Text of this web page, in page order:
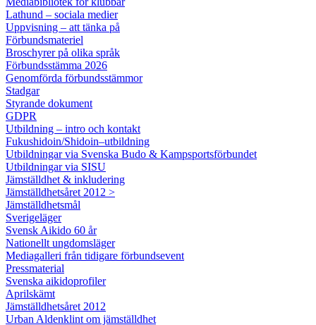
Lathund – sociala medier
Uppvisning – att tänka på
Förbundsmateriel
Broschyrer på olika språk
Förbundsstämma 2026
Genomförda förbundsstämmor
Stadgar
Styrande dokument
GDPR
Utbildning – intro och kontakt
Fukushidoin/Shidoin–utbildning
Utbildningar via Svenska Budo & Kampsportsförbundet
Utbildningar via SISU
Jämställdhet & inkludering
Jämställdhetsåret 2012 >
Jämställdhetsmål
Sverigeläger
Svensk Aikido 60 år
Nationellt ungdomsläger
Mediagalleri från tidigare förbundsevent
Pressmaterial
Svenska aikidoprofiler
Aprilskämt
Jämställdhetsåret 2012
Urban Aldenklint om jämställdhet